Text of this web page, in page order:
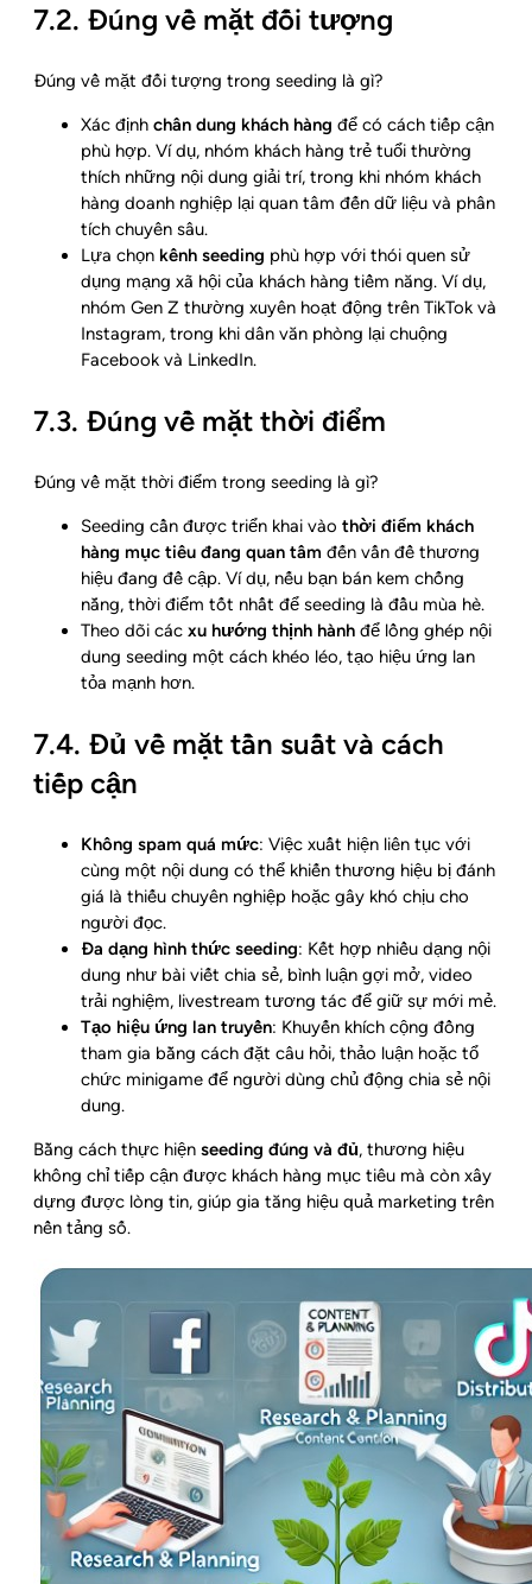
7.2. Đúng về mặt đối tượng
Đúng về mặt đối tượng trong seeding là gì?
Xác định chân dung khách hàng để có cách tiếp cận
phù hợp. Ví dụ, nhóm khách hàng trẻ tuổi thường
thích những nội dung giải trí, trong khi nhóm khách
hàng doanh nghiệp lại quan tâm đến dữ liệu và phân
tích chuyên sâu.
Lựa chọn kênh seeding phù hợp với thói quen sử
dụng mạng xã hội của khách hàng tiềm năng. Ví dụ,
nhóm Gen Z thường xuyên hoạt động trên TikTok và
Instagram, trong khi dân văn phòng lại chuộng
Facebook và LinkedIn.
7.3. Đúng về mặt thời điểm
Đúng về mặt thời điểm trong seeding là gì?
Seeding cần được triển khai vào thời điểm khách
hàng mục tiêu đang quan tâm đến vấn đề thương
hiệu đang đề cập. Ví dụ, nếu bạn bán kem chống
nắng, thời điểm tốt nhất để seeding là đầu mùa hè.
Theo dõi các xu hướng thịnh hành để lồng ghép nội
dung seeding một cách khéo léo, tạo hiệu ứng lan
tỏa mạnh hơn.
7.4. Đủ về mặt tần suất và cách
tiếp cận
Không spam quá mức: Việc xuất hiện liên tục với
cùng một nội dung có thể khiến thương hiệu bị đánh
giá là thiếu chuyên nghiệp hoặc gây khó chịu cho
người đọc.
Đa dạng hình thức seeding: Kết hợp nhiều dạng nội
dung như bài viết chia sẻ, bình luận gợi mở, video
trải nghiệm, livestream tương tác để giữ sự mới mẻ.
Tạo hiệu ứng lan truyền: Khuyến khích cộng đồng
tham gia bằng cách đặt câu hỏi, thảo luận hoặc tổ
chức minigame để người dùng chủ động chia sẻ nội
dung.
Bằng cách thực hiện seeding đúng và đủ, thương hiệu
không chỉ tiếp cận được khách hàng mục tiêu mà còn xây
dựng được lòng tin, giúp gia tăng hiệu quả marketing trên
nền tảng số.